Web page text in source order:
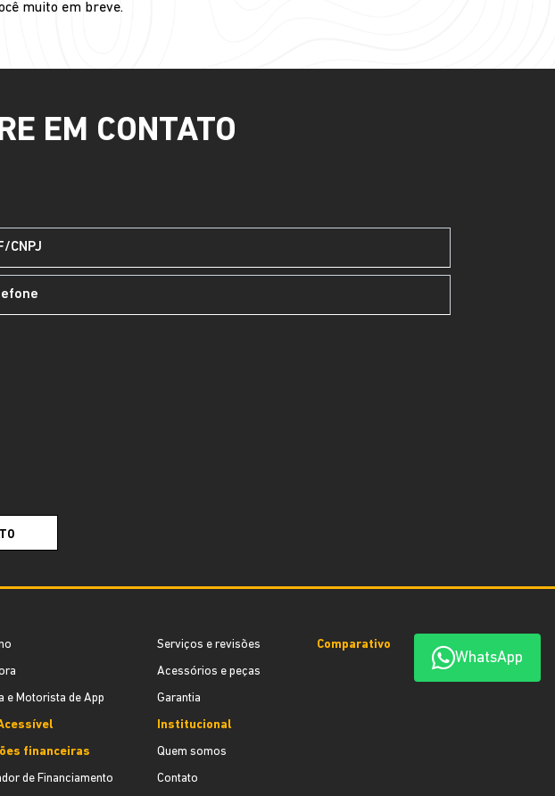
muito em breve.
EM CONTATO
WhatsApp
e Motorista de App
financeiras
de Financiamento
Serviços e revisões
Acessórios e peças
Garantia
Institucional
Quem somos
Contato
Comparativo